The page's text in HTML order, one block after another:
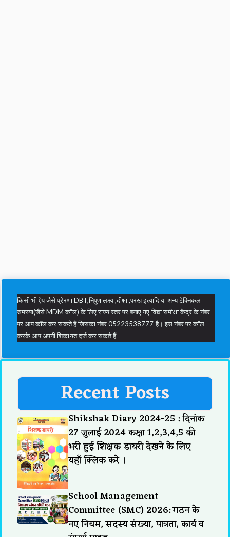
किसी भी ऐप जैसे प्रेरणा DBT,निपुण लक्ष्य ,दीक्षा ,परख इत्यादि या अन्य टेक्निकल
समस्या(जैसे MDM कॉल) के लिए राज्य स्तर पर बनाए गए विद्या समीक्षा केंद्र के नंबर
पर आप कॉल कर सकते हैं जिसका नंबर 05223538777 है। इस नंबर पर कॉल
करके आप अपनी शिकायत दर्ज कर सकते हैं
Recent Posts
Shikshak Diary 2024-25 : दिनांक
27 जुलाई 2024 कक्षा 1,2,3,4,5 की
भरी हुई शिक्षक डायरी देखने के लिए
यहाँ क्लिक करे ।
School Management
Committee (SMC) 2026: गठन के
नए नियम, सदस्य संख्या, पात्रता, कार्य व